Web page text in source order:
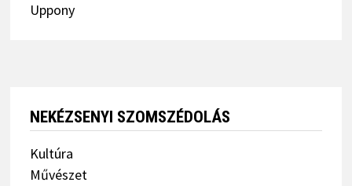
Uppony
NEKÉZSENYI SZOMSZÉDOLÁS
Kultúra
Művészet